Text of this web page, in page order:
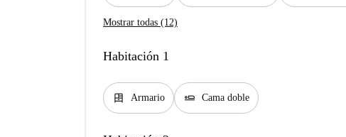
Mostrar todas (12)
Habitación 1
dresser Armario airline_seat_flat Cama doble